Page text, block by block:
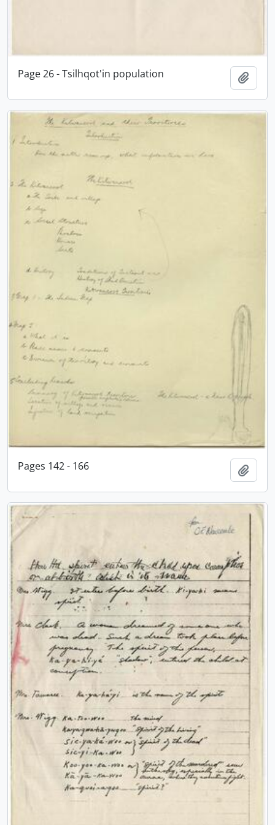
Page 26 - Tsilhqot'in population
Pages 142 - 166